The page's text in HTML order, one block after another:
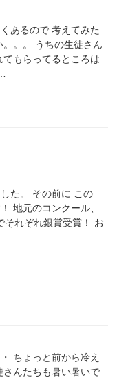
あるので 考えてみた
。。 うちの生徒さん
もらってるところは
た。 その前に この
地元のコンクール、
それぞれ銀賞受賞！ お
ちょっと前から冷え
んたちも暑い暑いで